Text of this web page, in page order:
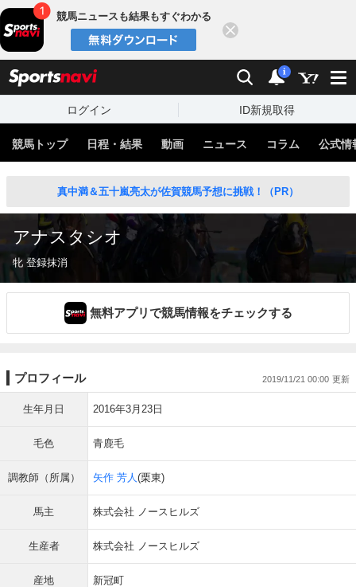
競馬ニュースも結果もすぐわかる
検索 通知
i
ログイン ID新規取得
競馬トップ 日程・結果 動画 ニュース コラム 公式情
真中満＆五十嵐亮太が佐賀競馬予想に挑戦！（PR）
アナスタシオ
牝 登録抹消
無料アプリで競馬情報をチェックする
プロフィール 2019/11/21 00:00
生年月日 2016年3月23日
毛色 青鹿毛
調教師（所属） 矢作 芳人(栗東)
馬主 株式会社 ノースヒルズ
生産者 株式会社 ノースヒルズ
産地 新冠町